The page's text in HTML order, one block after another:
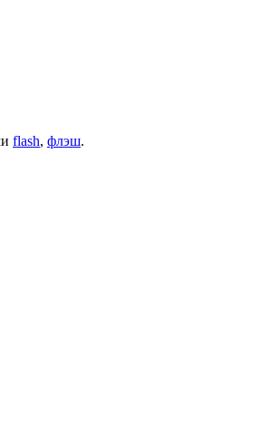
flash, флэш.